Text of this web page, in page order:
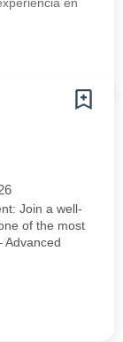
Join a well-
of the most
Advanced